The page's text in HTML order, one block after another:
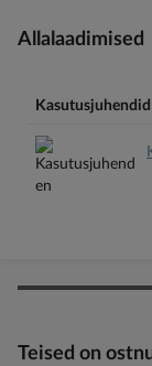
Allalaadimised
Kasutusjuhendid
Teised on